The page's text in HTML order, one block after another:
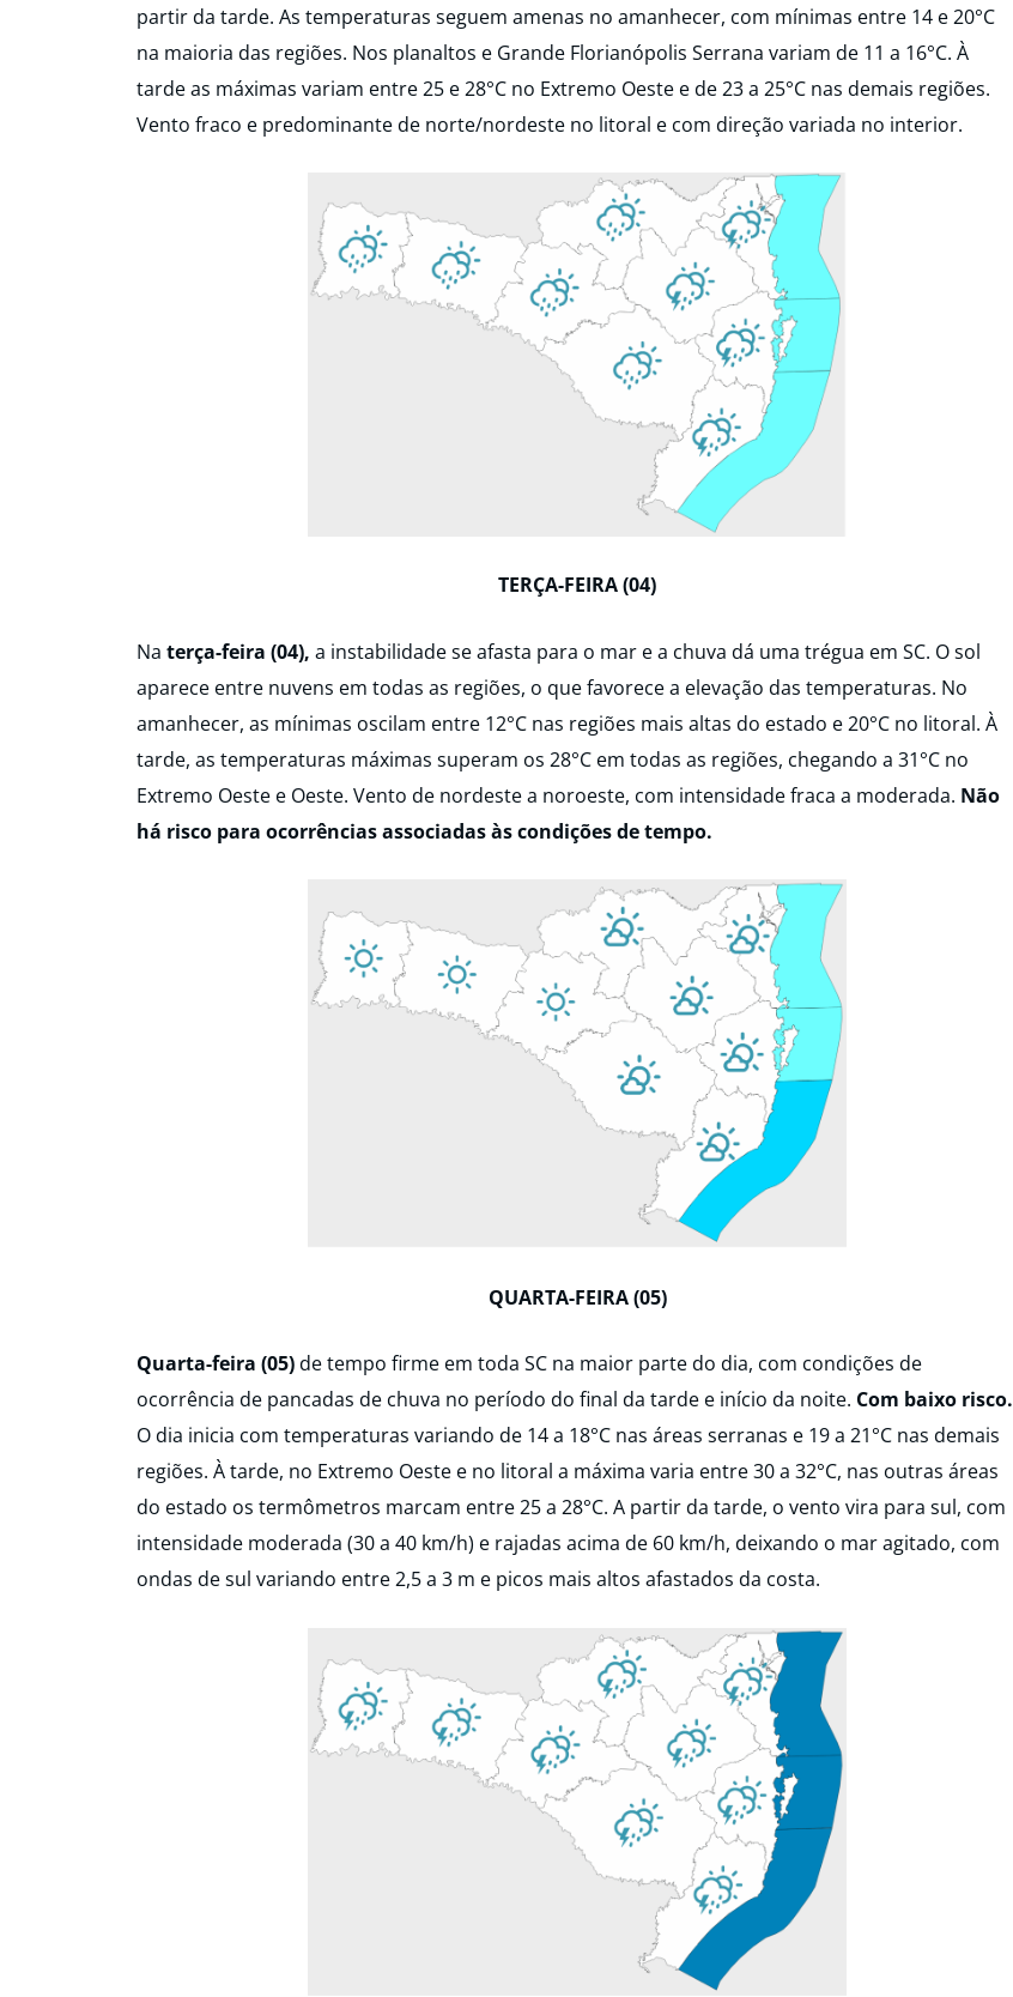
partir da tarde. As temperaturas seguem amenas no amanhecer, com mínimas entre 14 e 20°C
na maioria das regiões. Nos planaltos e Grande Florianópolis Serrana variam de 11 a 16°C. À
tarde as máximas variam entre 25 e 28°C no Extremo Oeste e de 23 a 25°C nas demais regiões.
Vento fraco e predominante de norte/nordeste no litoral e com direção variada no interior.
TERÇA-FEIRA (04)
Na terça-feira (04), a instabilidade se afasta para o mar e a chuva dá uma trégua em SC. O sol
aparece entre nuvens em todas as regiões, o que favorece a elevação das temperaturas. No
amanhecer, as mínimas oscilam entre 12°C nas regiões mais altas do estado e 20°C no litoral. À
tarde, as temperaturas máximas superam os 28°C em todas as regiões, chegando a 31°C no
Extremo Oeste e Oeste. Vento de nordeste a noroeste, com intensidade fraca a moderada. Não
há risco para ocorrências associadas às condições de tempo.
QUARTA-FEIRA (05)
Quarta-feira (05)de tempo firme em toda SC na maior parte do dia, com condições de
ocorrência de pancadas de chuva no período do final da tarde e início da noite. Com baixo risco.
O dia inicia com temperaturas variando de 14 a 18°C nas áreas serranas e 19 a 21°C nas demais
regiões. À tarde, no Extremo Oeste e no litoral a máxima varia entre 30 a 32°C, nas outras áreas
do estado os termômetros marcam entre 25 a 28°C. A partir da tarde, o vento vira para sul, com
intensidade moderada (30 a 40 km/h) e rajadas acima de 60 km/h, deixando o mar agitado, com
ondas de sul variando entre 2,5 a 3 m e picos mais altos afastados da costa.